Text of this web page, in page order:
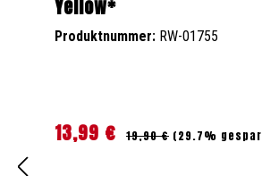
Yellow*
Produktnummer: RW-01755
Verkaufspreis:
13,99 € Regulärer Preis:
19,90 € (29.7%